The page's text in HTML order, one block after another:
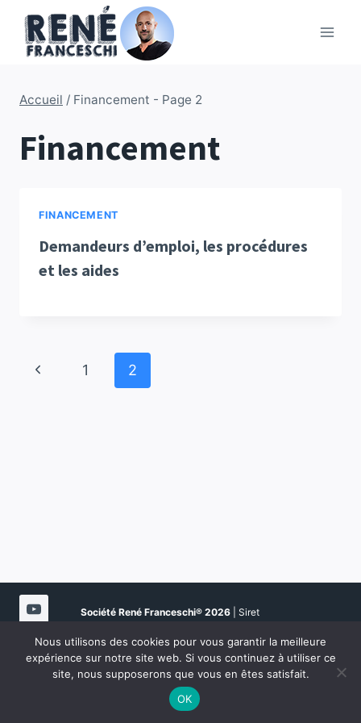
contenu
Accueil / Financement - Page 2
Financement
FINANCEMENT
Demandeurs d’emploi, les procédures
et les aides
Navigation
Page
1 2
Société René Franceschi®2026 | Siret
N° Datadock 0076926 |Mentions légales |Documents
formations| MàJ Mars 2026
Nous utilisons des cookies pour vous garantir la meilleure
expérience sur notre site web. Si vous continuez à utiliser ce
site, nous supposerons que vous en êtes satisfait.
OK